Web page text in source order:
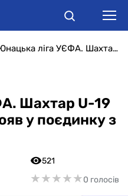
Юнацька ліга УЄФА. Шахтар U-19 у меншості не встояв у поєдинку з Барселоною
Шахтар U-19
у поєдинку з
521
★★★★★
★★★★★0 голосів